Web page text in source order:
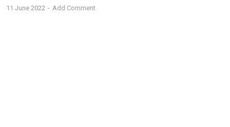
11 June 2022 Add Comment